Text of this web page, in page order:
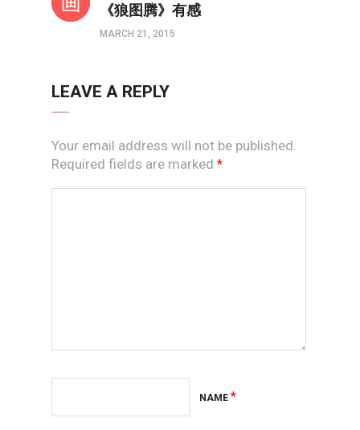
《狼图腾》有感
MARCH 21, 2015
LEAVE A REPLY
Your email address will not be published.
Required fields are marked *
NAME *